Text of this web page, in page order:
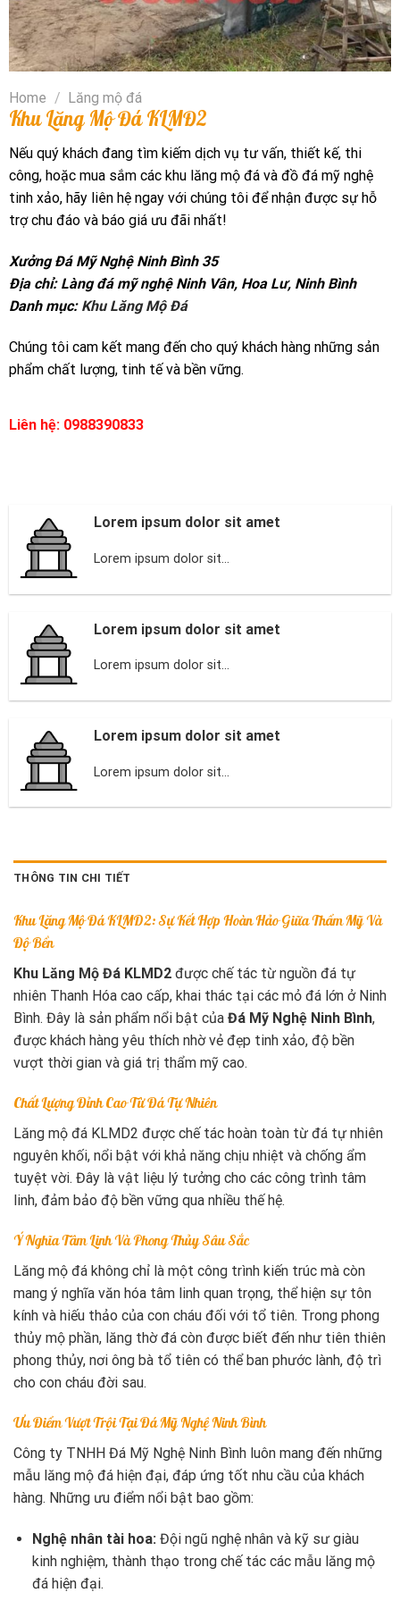
Home / Lăng mộ đá
Khu Lăng Mộ Đá KLMĐ2
Nếu quý khách đang tìm kiếm dịch vụ tư vấn, thiết kế, thi
công, hoặc mua sắm các khu lăng mộ đá và đồ đá mỹ nghệ
tinh xảo, hãy liên hệ ngay với chúng tôi để nhận được sự hỗ
trợ chu đáo và báo giá ưu đãi nhất!
Xưởng Đá Mỹ Nghệ Ninh Bình 35
Địa chỉ: Làng đá mỹ nghệ Ninh Vân, Hoa Lư, Ninh Bình
Danh mục: Khu Lăng Mộ Đá
Chúng tôi cam kết mang đến cho quý khách hàng những sản
phẩm chất lượng, tinh tế và bền vững.
Liên hệ: 0988390833
Lorem ipsum dolor sit amet
Lorem ipsum dolor sit...
Lorem ipsum dolor sit amet
Lorem ipsum dolor sit...
Lorem ipsum dolor sit amet
Lorem ipsum dolor sit...
THÔNG TIN CHI TIẾT
Khu Lăng Mộ Đá KLMD2: Sự Kết Hợp Hoàn Hảo Giữa Thẩm Mỹ Và
Độ Bền
Khu Lăng Mộ Đá KLMD2 được chế tác từ nguồn đá tự
nhiên Thanh Hóa cao cấp, khai thác tại các mỏ đá lớn ở Ninh
Bình. Đây là sản phẩm nổi bật của Đá Mỹ Nghệ Ninh Bình,
được khách hàng yêu thích nhờ vẻ đẹp tinh xảo, độ bền
vượt thời gian và giá trị thẩm mỹ cao.
Chất Lượng Đỉnh Cao Từ Đá Tự Nhiên
Lăng mộ đá KLMD2 được chế tác hoàn toàn từ đá tự nhiên
nguyên khối, nổi bật với khả năng chịu nhiệt và chống ẩm
tuyệt vời. Đây là vật liệu lý tưởng cho các công trình tâm
linh, đảm bảo độ bền vững qua nhiều thế hệ.
Ý Nghĩa Tâm Linh Và Phong Thủy Sâu Sắc
Lăng mộ đá không chỉ là một công trình kiến trúc mà còn
mang ý nghĩa văn hóa tâm linh quan trọng, thể hiện sự tôn
kính và hiếu thảo của con cháu đối với tổ tiên. Trong phong
thủy mộ phần, lăng thờ đá còn được biết đến như tiên thiên
phong thủy, nơi ông bà tổ tiên có thể ban phước lành, độ trì
cho con cháu đời sau.
Ưu Điểm Vượt Trội Tại Đá Mỹ Nghệ Ninh Bình
Công ty TNHH Đá Mỹ Nghệ Ninh Bình luôn mang đến những
mẫu lăng mộ đá hiện đại, đáp ứng tốt nhu cầu của khách
hàng. Những ưu điểm nổi bật bao gồm:
Nghệ nhân tài hoa: Đội ngũ nghệ nhân và kỹ sư giàu
kinh nghiệm, thành thạo trong chế tác các mẫu lăng mộ
đá hiện đại.